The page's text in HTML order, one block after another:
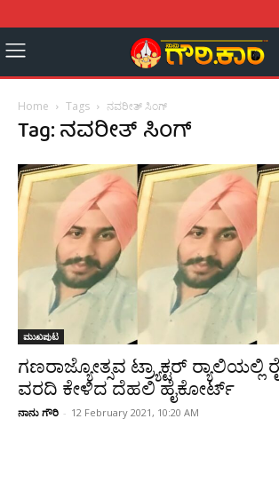
Home Tags ನವರೀತ್ ಸಿಂಗ್
Tag: ನವರೀತ್ ಸಿಂಗ್
ಮುಖಪುಟ
ಗಣರಾಜ್ಯೋತ್ಸವ ಟ್ರ್ಯಾಕ್ಟರ್ ರ‍್ಯಾಲಿಯಲ್ಲಿ
ವರದಿ ಕೇಳಿದ ದೆಹಲಿ ಹೈಕೋರ್ಟ್
ನಾನು ಗೌರಿ - 12 February 2021, 10:20 AM